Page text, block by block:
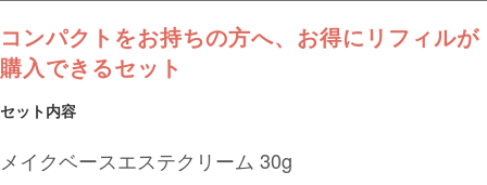
コンパクトをお持ちの⽅へ、お得にリフィルが
購⼊できるセット
セット内容
メイクベースエステクリーム 30g